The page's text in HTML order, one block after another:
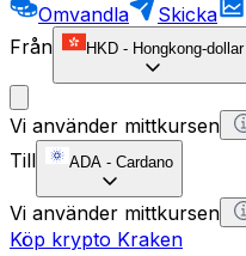
Omvandla Skicka
Från
HKD - Hongkong-dollar
Vi använder mittkursen
Till
ADA - Cardano
Vi använder mittkursen
Köp krypto Kraken